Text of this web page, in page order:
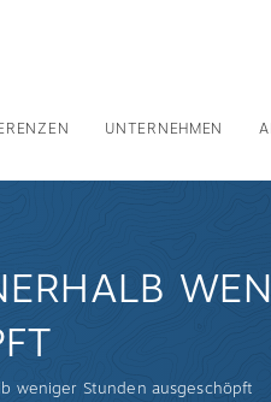
UNTERNEHMEN
weniger Stunden ausgeschöpft